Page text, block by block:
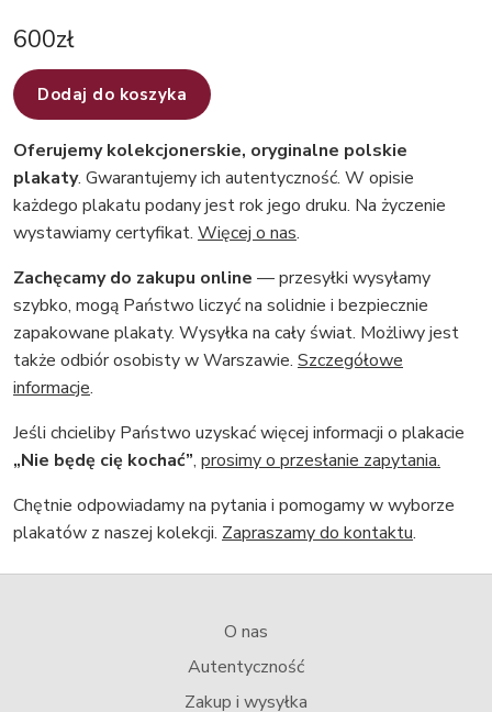
600zł
Dodaj do koszyka
Oferujemy kolekcjonerskie, oryginalne polskie
plakaty. Gwarantujemy ich autentyczność. W opisie
każdego plakatu podany jest rok jego druku. Na życzenie
wystawiamy certyfikat. Więcej o nas.
Zachęcamy do zakupu online — przesyłki wysyłamy
szybko, mogą Państwo liczyć na solidnie i bezpiecznie
zapakowane plakaty. Wysyłka na cały świat. Możliwy jest
także odbiór osobisty w Warszawie. Szczegółowe
informacje.
Jeśli chcieliby Państwo uzyskać więcej informacji o plakacie
„Nie będę cię kochać”, prosimy o przesłanie zapytania.
Chętnie odpowiadamy na pytania i pomogamy w wyborze
plakatów z naszej kolekcji. Zapraszamy do kontaktu.
O nas
Autentyczność
Zakup i wysyłka